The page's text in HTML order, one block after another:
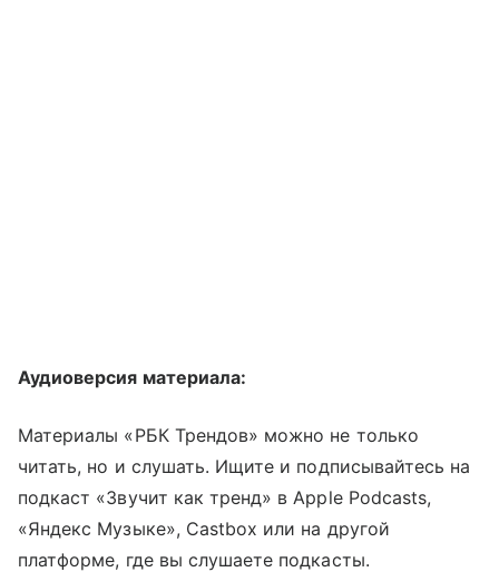
Аудиоверсия материала:
Материалы «РБК Трендов» можно не только
читать, но и слушать. Ищите и подписывайтесь на
подкаст «Звучит как тренд» в Apple Podcasts,
«Яндекс Музыке», Castbox или на другой
платформе, где вы слушаете подкасты.